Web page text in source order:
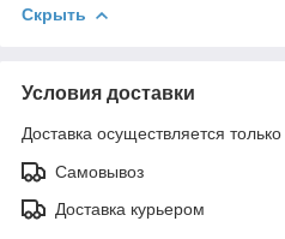
Скрыть
Условия доставки
Доставка осуществляется
Самовывоз
Доставка курьером